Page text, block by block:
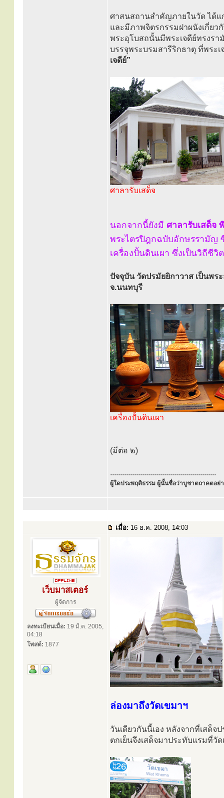
ศาสนสถานสำคัญภายในวัด ได้
และมีภาพจิตรกรรมฝาผนังเกี่ย
พระอุโบสถนั้นมีพระเจดีย์ทรงรา
บรรจุพระบรมสารีริกธาตุ ที่พระ
เจดีย์”
ศาลารับเสด็จ
นอกจากนี้ยังมี ศาลารับเสด็จ
พระไตรปิฎกฉบับอักษรรามัญ
เครื่องปั้นดินเผา ซึ่งเป็นวิถีชี
ปัจจุบัน วัดปรมัยยิกาวาส เป็นพร
จ.นนทบุรี
เครื่องปั้นดินเผา
(มีต่อ ๒)
.....................................................
ผู้ใดประพฤติธรรม ผู้นั้นชื่อว่าบูชาตถาคตอย่า
เมื่อ: 16 ธ.ค. 2008, 14:03
เว็บมาสเตอร์
ผู้จัดการ
ลงทะเบียนเมื่อ: 19 มี.ค. 2005,
04:18
โพสต์: 1877
ล่องมาถึงวัดเขมาฯ
วันเดียวกันนี้เอง หลังจากที่เสด็
ตกเย็นจึงเสด็จมาประทับแรมที่วั